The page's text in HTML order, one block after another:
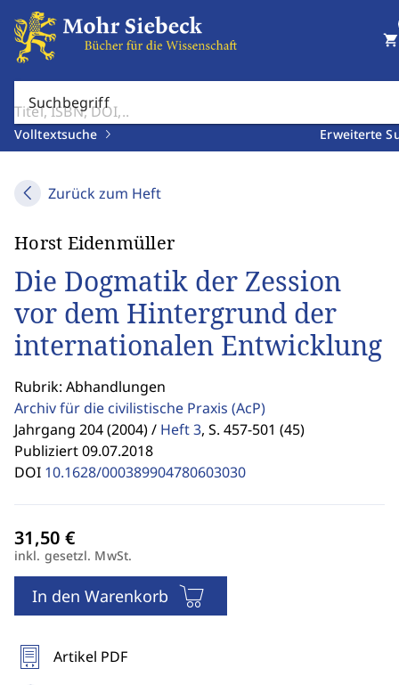
Suchbegriff
Volltextsuche Erweiterte
shopping_cart
Zurück zum Heft
Horst Eidenmüller
Die Dogmatik der Zession
vor dem Hintergrund der
internationalen Entwicklung
Rubrik: Abhandlungen
Archiv für die civilistische Praxis (AcP)
Jahrgang 204 (2004) / Heft 3, S. 457-501 (45)
Publiziert 09.07.2018
DOI 10.1628/000389904780603030
inkl. gesetzl. MwSt.
In den Warenkorb
Artikel PDF